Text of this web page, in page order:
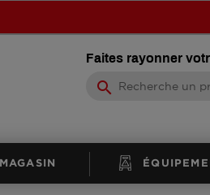
Faites rayonner
search